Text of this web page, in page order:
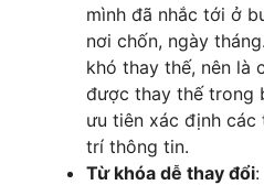
mình đã nhắc tới ở
nơi chốn, ngày
khó thay thế, nên là
được thay thế trong
ưu tiên xác định
trí thông tin.
Từ khóa dễ thay đổi